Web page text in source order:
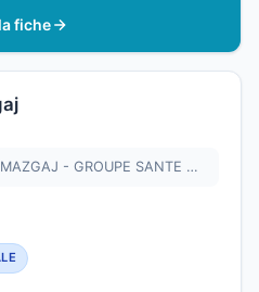
fiche
CABINET DU DR CAROLE MAZGAJ - GROUPE SANTE V. PAUCHET